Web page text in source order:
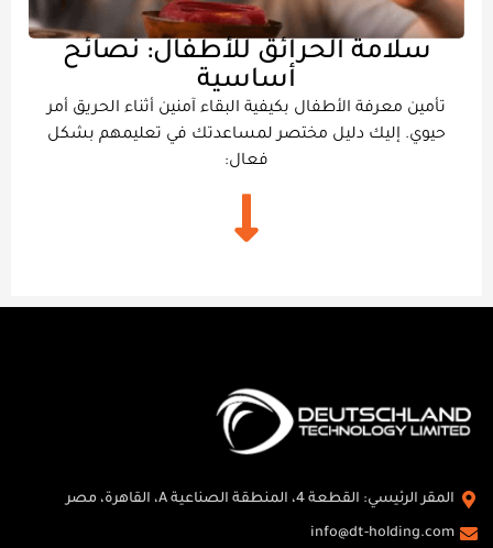
سلامة الحرائق للأطفال: نصائح
أساسية
تأمين معرفة الأطفال بكيفية البقاء آمنين أثناء الحريق أمر
حيوي. إليك دليل مختصر لمساعدتك في تعليمهم بشكل
فعال:
المقر الرئيسي: القطعة 4، المنطقة الصناعية A، القاهرة، مصر
info@dt-holding.com